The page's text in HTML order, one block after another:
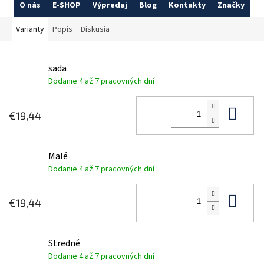
O nás E-SHOP Výpredaj Blog Kontakty Značky
Varianty Popis Diskusia
sada
Dodanie 4 až 7 pracovných dní
€19,44
Malé
Dodanie 4 až 7 pracovných dní
€19,44
Stredné
Dodanie 4 až 7 pracovných dní